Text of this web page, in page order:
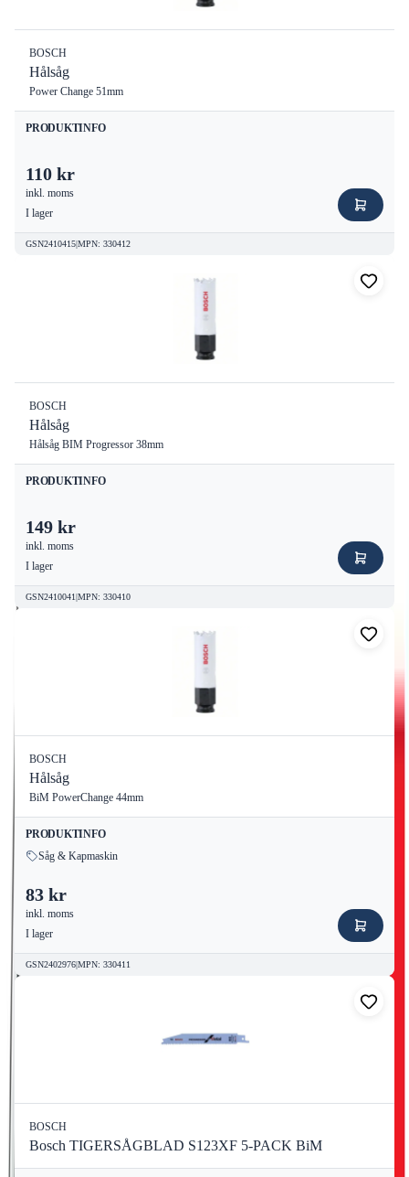
BOSCH
Hålsåg
Power Change 51mm
PRODUKTINFO
110 kr
inkl. moms
I lager
GSN2410415|MPN: 330412
BOSCH
Hålsåg
Hålsåg BIM Progressor 38mm
PRODUKTINFO
149 kr
inkl. moms
I lager
GSN2410041|MPN: 330410
BOSCH
Hålsåg
BiM PowerChange 44mm
PRODUKTINFO
Såg & Kapmaskin
83 kr
inkl. moms
I lager
GSN2402976|MPN: 330411
BOSCH
Bosch TIGERSÅGBLAD S123XF 5-PACK BiM